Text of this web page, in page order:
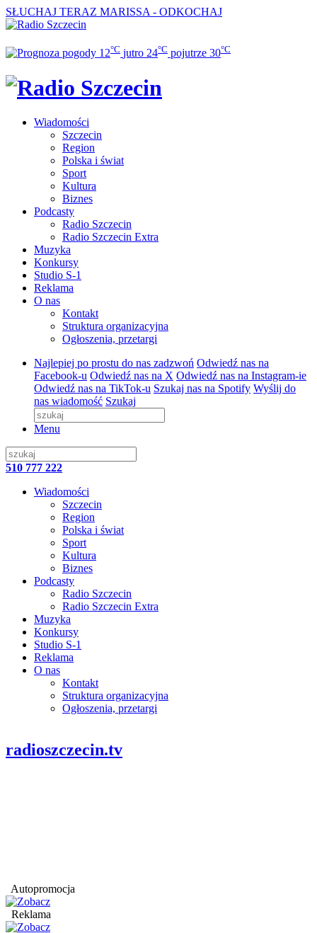
SŁUCHAJ TERAZ MARISSA - ODKOCHAJ
12°C jutro 24°C pojutrze 30°C
Wiadomości
Szczecin
Region
Polska i świat
Sport
Kultura
Biznes
Podcasty
Radio Szczecin
Radio Szczecin Extra
Muzyka
Konkursy
Studio S-1
Reklama
O nas
Kontakt
Struktura organizacyjna
Ogłoszenia, przetargi
Najlepiej po prostu do nas zadzwoń Odwiedź nas na
Facebook-u Odwiedź nas na X Odwiedź nas na Instagram-ie
Odwiedź nas na TikTok-u Szukaj nas na Spotify Wyślij do
nas wiadomość Szukaj
Menu
510 777 222
Wiadomości
Szczecin
Region
Polska i świat
Sport
Kultura
Biznes
Podcasty
Radio Szczecin
Radio Szczecin Extra
Muzyka
Konkursy
Studio S-1
Reklama
O nas
Kontakt
Struktura organizacyjna
Ogłoszenia, przetargi
radioszczecin.tv
Autopromocja
Reklama